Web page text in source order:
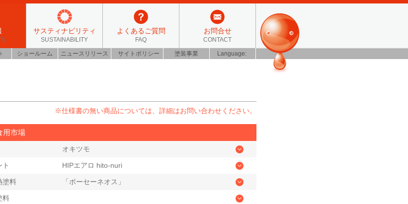
サスティナビリティ
SUSTAINABILITY
よくあるご質問
FAQ
お問合せ
CONTACT
ショールーム ニュースリリース サイトポリシー 塗装事業 Language:
※仕様書の無い商品については、詳細はお問い合わせください。
用市場
オキツモ
HIPエアロ hito-nuri
塗料 「ボーセーネオス」
料